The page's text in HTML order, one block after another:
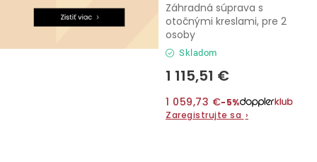
Skladom
1 115,51 €
1 059,73 €−5%
Zaregistrujte sa ›
Záhradná súprava s
otočnými kreslami, pre 2
osoby